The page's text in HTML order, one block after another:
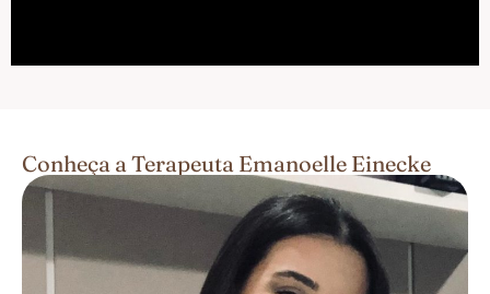
Conheça a Terapeuta Emanoelle Einecke